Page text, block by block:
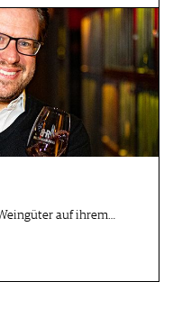
auf ihrem…